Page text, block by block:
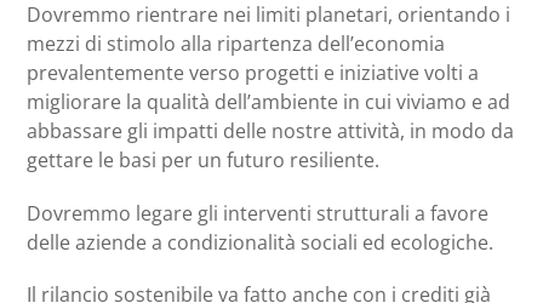
Dovremmo rientrare nei limiti planetari, orientando i
mezzi di stimolo alla ripartenza dell’economia
prevalentemente verso progetti e iniziative volti a
migliorare la qualità dell’ambiente in cui viviamo e ad
abbassare gli impatti delle nostre attività, in modo da
gettare le basi per un futuro resiliente.
Dovremmo legare gli interventi strutturali a favore
delle aziende a condizionalità sociali ed ecologiche.
Il rilancio sostenibile va fatto anche con i crediti già